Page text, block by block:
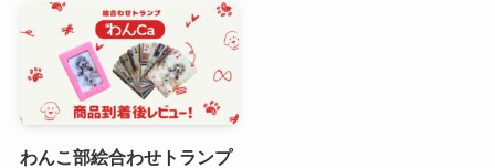
わんこ部絵合わせトランプ